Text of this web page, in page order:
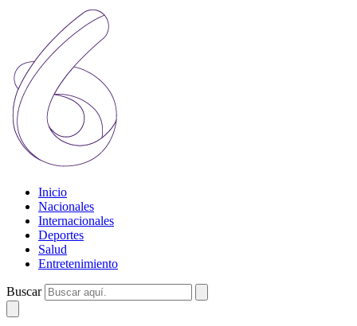
Inicio
Nacionales
Internacionales
Deportes
Salud
Entretenimiento
Buscar